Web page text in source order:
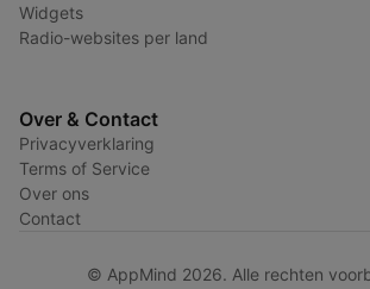
Widgets
Radio-websites per land
Over & Contact
Privacyverklaring
Terms of Service
Over ons
Contact
© AppMind 2026. Alle rechten